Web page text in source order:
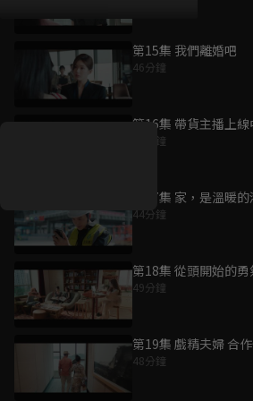
第15集 我們離婚吧
46分鐘
第16集 帶貨主播上線
50分鐘
第17集 家，是溫暖
44分鐘
第18集 從頭開始的勇
49分鐘
第19集 戲精夫婦 合
48分鐘
好康資訊
7/21-8/20
升級VIP最
7月21日-